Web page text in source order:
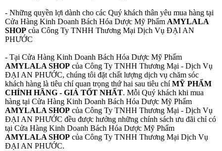
- Những quyền lợi dành cho các Quý khách thân yêu mua hàng tại
Cửa Hàng Kinh Doanh Bách Hóa Dược Mỹ Phẩm AMYLALA
SHOP của Công Ty TNHH Thương Mại Dịch Vụ ĐẠI AN
PHƯỚC
- Tại Cửa Hàng Kinh Doanh Bách Hóa Dược Mỹ Phẩm
AMYLALA SHOP của Công Ty TNHH Thương Mại - Dịch Vụ
ĐẠI AN PHƯỚC, chúng tôi đặt chất lượng dịch vụ chăm sóc
khách hàng là tiêu chí quan trọng thứ hai sau tiêu chíMỸ PHẨM
CHÍNH HÃNG - GIÁ TỐT NHẤT. Mỗi Quý khách khi mua
hàng tại Cửa Hàng Kinh Doanh Bách Hóa Dược Mỹ Phẩm
AMYLALA SHOP của Công Ty TNHH Thương Mại - Dịch Vụ
ĐẠI AN PHƯỚC đều được hưởng những chính sách ưu đãi chỉ có
tại Cửa Hàng Kinh Doanh Bách Hóa Dược Mỹ Phẩm
AMYLALA SHOP của Công Ty TNHH Thương Mại Dịch Vụ
ĐẠI AN PHƯỚC.